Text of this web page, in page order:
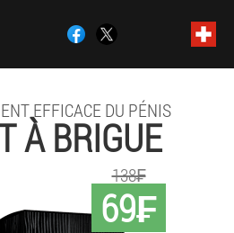
EFFICACE DU PÉNIS
À BRIGUE
69₣
138₣